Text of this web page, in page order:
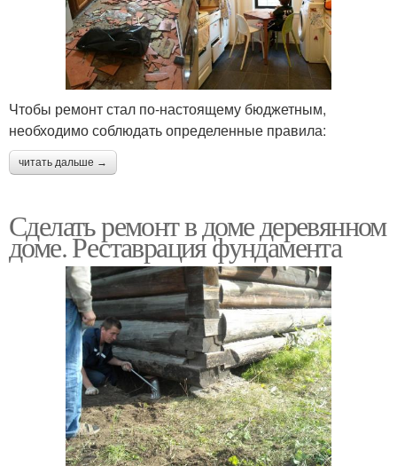
Чтобы ремонт стал по-настоящему бюджетным,
необходимо соблюдать определенные правила:
читать дальше →
Сделать ремонт в доме деревянном
доме. Реставрация фундамента